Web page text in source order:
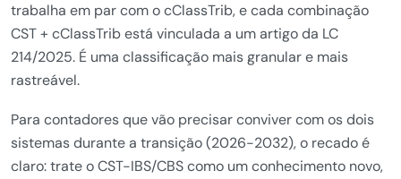
trabalha em par com o cClassTrib, e cada combinação
CST + cClassTrib está vinculada a um artigo da LC
214/2025. É uma classificação mais granular e mais
rastreável.
Para contadores que vão precisar conviver com os dois
sistemas durante a transição (2026-2032), o recado é
claro: trate o CST-IBS/CBS como um conhecimento novo,